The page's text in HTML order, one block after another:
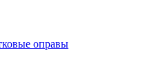
оправы